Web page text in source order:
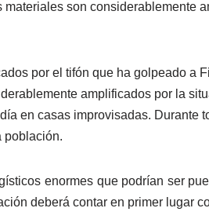
son considerablemente
por el tifón que ha golpeado a
amplificados por la
en casas improvisadas. Durante
población.
enormes que podrían ser
deberá contar en primer lugar